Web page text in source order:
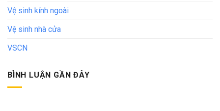
Vệ sinh kính ngoài
Vệ sinh nhà cửa
VSCN
BÌNH LUẬN GẦN ĐÂY